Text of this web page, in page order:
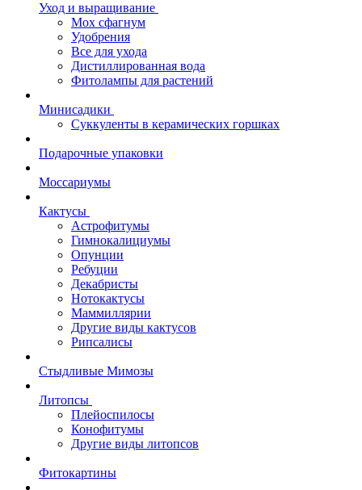
Уход и выращивание
Мох сфагнум
Удобрения
Все для ухода
Дистиллированная вода
Фитолампы для растений
Минисадики
Суккуленты в керамических горшках
Подарочные упаковки
Моссариумы
Кактусы
Астрофитумы
Гимнокалициумы
Опунции
Ребуции
Декабристы
Нотокактусы
Маммиллярии
Другие виды кактусов
Рипсалисы
Стыдливые Мимозы
Литопсы
Плейоспилосы
Конофитумы
Другие виды литопсов
Фитокартины